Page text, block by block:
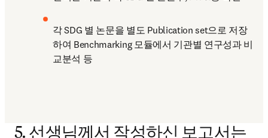
각 SDG 별 논문을 별도 Publication set으로 저장
하여 Benchmarking 모듈에서 기관별 연구성과 비
교분석 등
5. 선생님께서 작성하신 보고서는